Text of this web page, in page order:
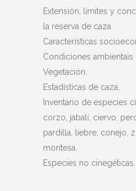
Extensión, límites y
la reserva de caza.
Características
Condiciones ambientais
Vegetación.
Estadísticas de caza.
Inventario de especies
corzo, jabalí, ciervo,
pardilla, liebre, conejo,
montesa.
Especies no cinegéticas.